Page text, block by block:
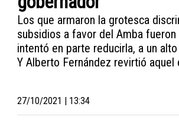
Los que armaron la grotesca
subsidios a favor del Amba
intentó en parte reducirla, a un
Y Alberto Fernández revirtió aquel
27/10/2021 | 13:34